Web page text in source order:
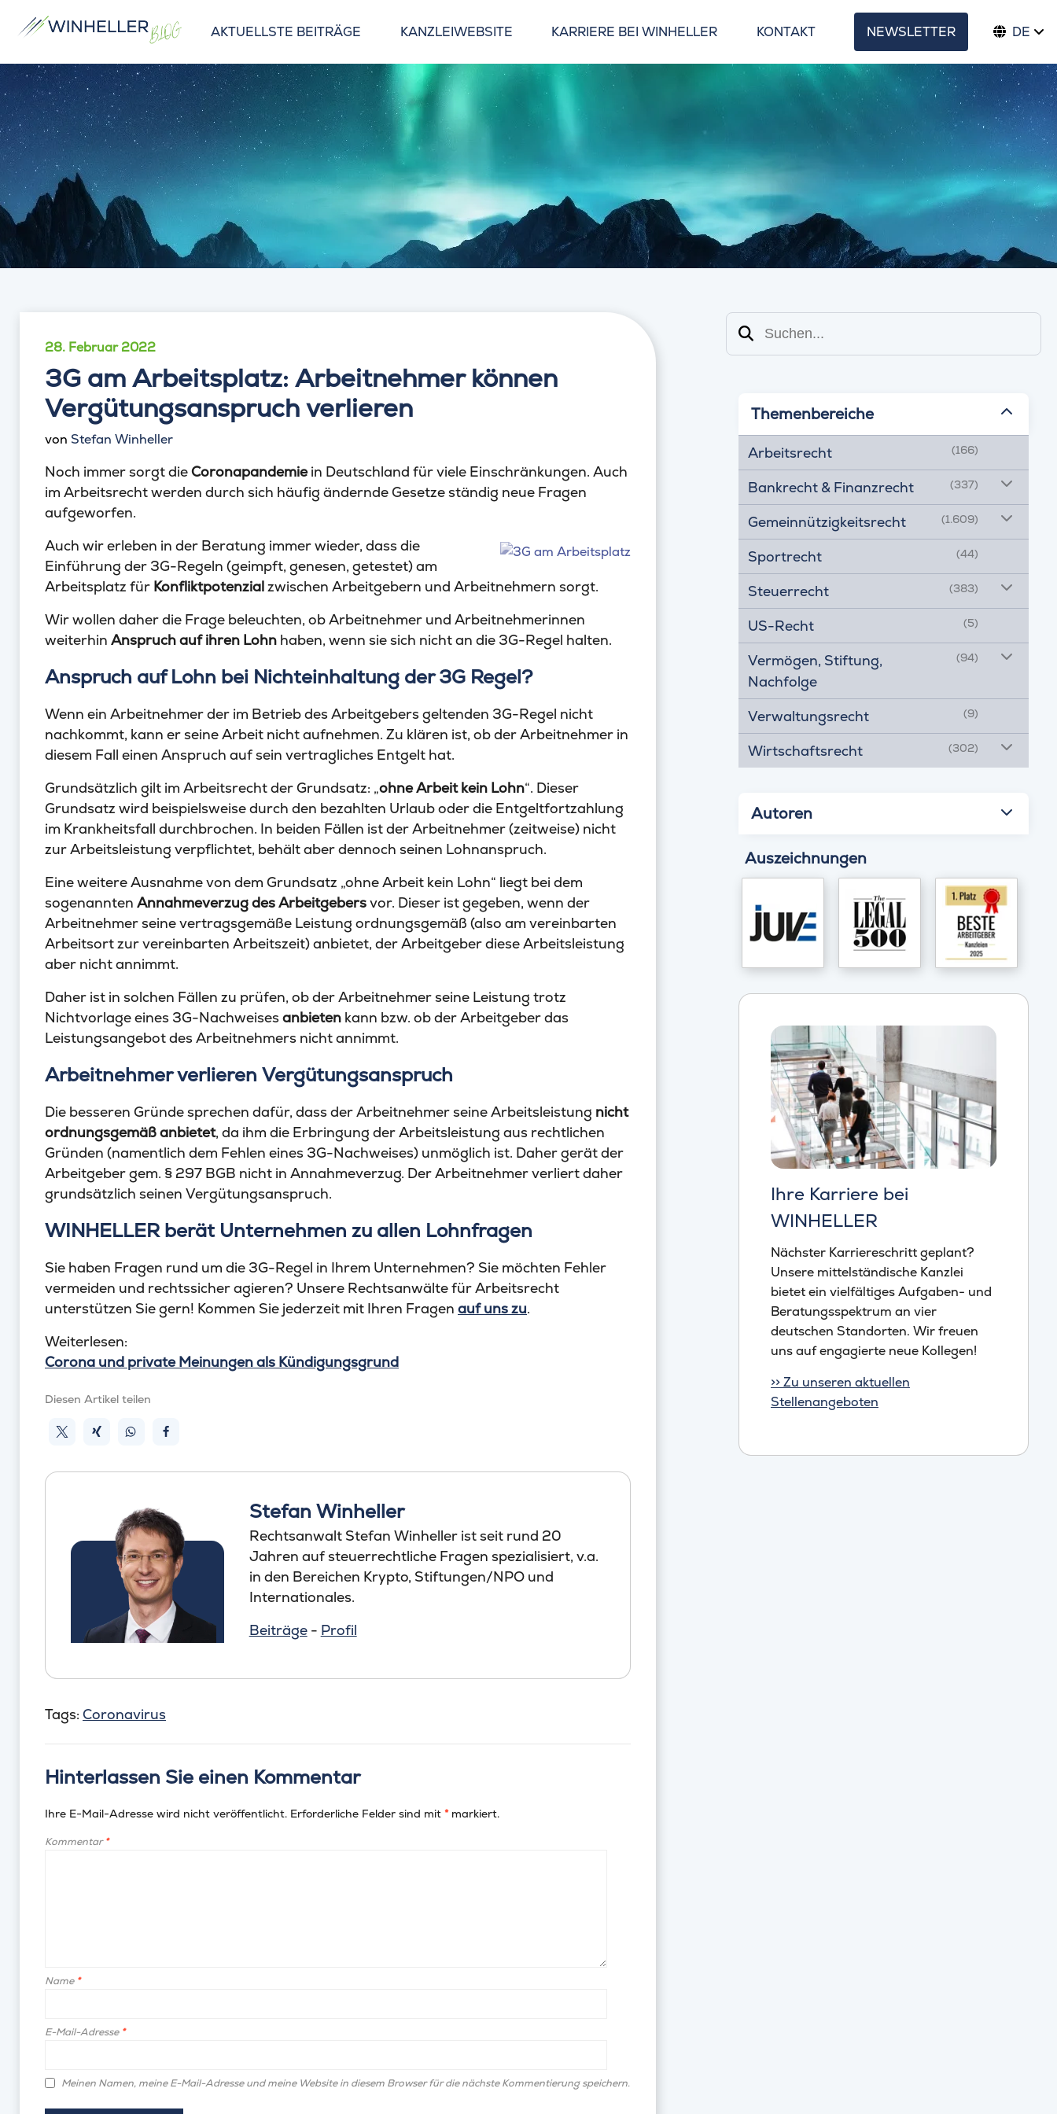
AKTUELLSTE BEITRÄGE KANZLEIWEBSITE KARRIERE BEI WINHELLER KONTAKT NEWSLETTER DE
28. Februar 2022
3G am Arbeitsplatz: Arbeitnehmer können
Vergütungsanspruch verlieren
von Stefan Winheller
Noch immer sorgt dieCoronapandemiein Deutschland für viele Einschränkungen. Auch
im Arbeitsrecht werden durch sich häufig ändernde Gesetze ständig neue Fragen
aufgeworfen.
Auch wir erleben in der Beratung immer wieder, dass die
Einführung der 3G-Regeln (geimpft, genesen, getestet) am
Arbeitsplatz für Konfliktpotenzialzwischen Arbeitgebern und Arbeitnehmern sorgt.
Wir wollen daher die Frage beleuchten, ob Arbeitnehmer und Arbeitnehmerinnen
weiterhin Anspruch auf ihren Lohn haben, wenn sie sich nicht an die 3G-Regel halten.
Anspruch auf Lohn bei Nichteinhaltung der 3G Regel?
Wenn ein Arbeitnehmer der im Betrieb des Arbeitgebers geltenden 3G-Regel nicht
nachkommt, kann er seine Arbeit nicht aufnehmen. Zu klären ist, ob der Arbeitnehmer in
diesem Fall einen Anspruch auf sein vertragliches Entgelt hat.
Grundsätzlich gilt im Arbeitsrecht der Grundsatz: „ohne Arbeit kein Lohn“. Dieser
Grundsatz wird beispielsweise durch den bezahlten Urlaub oder die Entgeltfortzahlung
im Krankheitsfall durchbrochen. In beiden Fällen ist der Arbeitnehmer (zeitweise) nicht
zur Arbeitsleistung verpflichtet, behält aber dennoch seinen Lohnanspruch.
Eine weitere Ausnahme von dem Grundsatz „ohne Arbeit kein Lohn“ liegt bei dem
sogenannten Annahmeverzug des Arbeitgebersvor. Dieser ist gegeben, wenn der
Arbeitnehmer seine vertragsgemäße Leistung ordnungsgemäß (also am vereinbarten
Arbeitsort zur vereinbarten Arbeitszeit) anbietet, der Arbeitgeber diese Arbeitsleistung
aber nicht annimmt.
Daher ist in solchen Fällen zu prüfen, ob der Arbeitnehmer seine Leistung trotz
Nichtvorlage eines 3G-Nachweisesanbieten kann bzw. ob der Arbeitgeber das
Leistungsangebot des Arbeitnehmers nicht annimmt.
Arbeitnehmer verlieren Vergütungsanspruch
Die besseren Gründe sprechen dafür, dass der Arbeitnehmer seine Arbeitsleistung nicht
ordnungsgemäß anbietet, da ihm die Erbringung der Arbeitsleistung aus rechtlichen
Gründen (namentlich dem Fehlen eines 3G-Nachweises) unmöglich ist. Daher gerät der
Arbeitgeber gem. § 297 BGB nicht in Annahmeverzug. Der Arbeitnehmer verliert daher
grundsätzlich seinen Vergütungsanspruch.
WINHELLER berät Unternehmen zu allen Lohnfragen
Sie haben Fragen rund um die 3G-Regel in Ihrem Unternehmen? Sie möchten Fehler
vermeiden und rechtssicher agieren? Unsere Rechtsanwälte für Arbeitsrecht
unterstützen Sie gern! Kommen Sie jederzeit mit Ihren Fragen auf uns zu.
Weiterlesen:
Corona und private Meinungen als Kündigungsgrund
Diesen Artikel teilen
Stefan Winheller
Rechtsanwalt Stefan Winheller ist seit rund 20
Jahren auf steuerrechtliche Fragen spezialisiert, v.a.
in den Bereichen Krypto, Stiftungen/NPO und
Internationales.
Beiträge- Profil
Tags: Coronavirus
Hinterlassen Sie einen Kommentar
Ihre E-Mail-Adresse wird nicht veröffentlicht. Erforderliche Felder sind mit *markiert.
Kommentar*
Name *
E-Mail-Adresse *
Meinen Namen, meine E-Mail-Adresse und meine Website in diesem Browser für die nächste Kommentierung speichern.
Suchen
Themenbereiche
Arbeitsrecht (166)
Bankrecht & Finanzrecht (337)
Gemeinnützigkeitsrecht (1.609)
Sportrecht (44)
Steuerrecht (383)
US-Recht (5)
Vermögen, Stiftung,
Nachfolge
(94)
Verwaltungsrecht (9)
Wirtschaftsrecht (302)
Autoren
Auszeichnungen
Ihre Karriere bei
WINHELLER
Nächster Karriereschritt geplant?
Unsere mittelständische Kanzlei
bietet ein vielfältiges Aufgaben- und
Beratungsspektrum an vier
deutschen Standorten. Wir freuen
uns auf engagierte neue Kollegen!
>> Zu unseren aktuellen
Stellenangeboten